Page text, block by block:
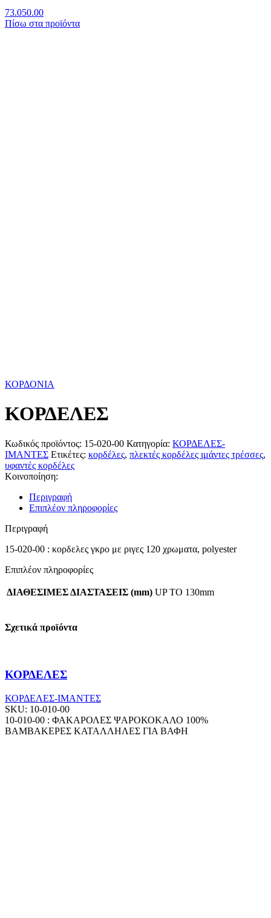
73.050.00
Πίσω στα πρoϊόντα
ΚΟΡΔΟΝΙΑ
ΚΟΡΔΕΛΕΣ
Κωδικός προϊόντος: 15-020-00 Κατηγορία: ΚΟΡΔΕΛΕΣ-
ΙΜΑΝΤΕΣ Ετικέτες: κορδέλες, πλεκτές κορδέλες ιμάντες τρέσσες,
υφαντές κορδέλες
Κοινοποίηση:
Περιγραφή
Επιπλέον πληροφορίες
Περιγραφή
15-020-00 : κορδελες γκρο με ριγες 120 χρωματα, polyester
Επιπλέον πληροφορίες
ΔΙΑΘΕΣΙΜΕΣ ΔΙΑΣΤΑΣΕΙΣ (mm) UP TO 130mm
Σχετικά προϊόντα
ΚΟΡΔΕΛΕΣ
ΚΟΡΔΕΛΕΣ-ΙΜΑΝΤΕΣ
SKU: 10-010-00
10-010-00 : ΦΑΚΑΡΟΛΕΣ ΨΑΡΟΚΟΚΑΛΟ 100%
ΒΑΜΒΑΚΕΡΕΣ ΚΑΤΑΛΛΗΛΕΣ ΓΙΑ ΒΑΦΗ